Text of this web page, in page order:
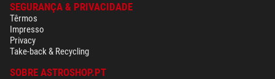
SEGURANÇA & PRIVACIDADE
Têrmos
Impresso
Privacy
Take-back & Recycling
SOBRE ASTROSHOP.PT